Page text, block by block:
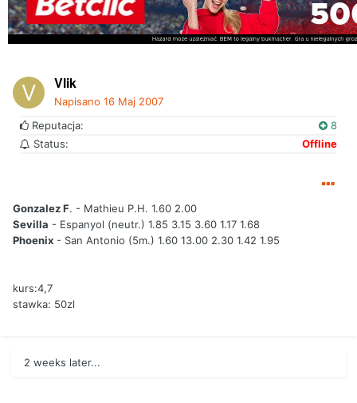
Vlik
Napisano 16 Maj 2007
Reputacja:
8
Status:
Offline
Gonzalez F. - Mathieu P.H. 1.60 2.00
Sevilla - Espanyol (neutr.) 1.85 3.15 3.60 1.17 1.68
Phoenix - San Antonio (5m.) 1.60 13.00 2.30 1.42 1.95
kurs:4,7
stawka: 50zl
2 weeks later...